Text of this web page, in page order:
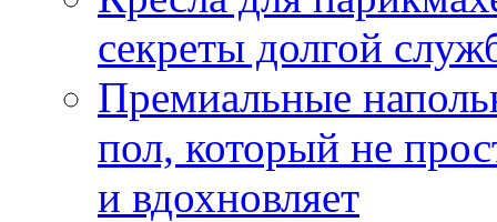
секреты долгой
Премиальные
пол, который не
и вдохновляет